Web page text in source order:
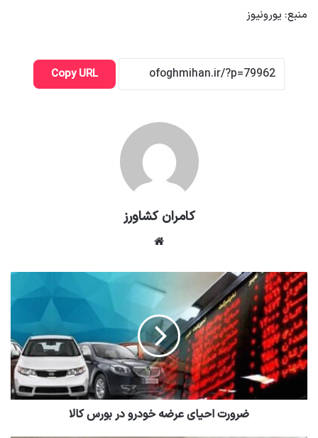
منبع: یورونیوز
Copy URL
کامران کشاورز
ضرورت احیای عرضه خودرو در بورس کالا